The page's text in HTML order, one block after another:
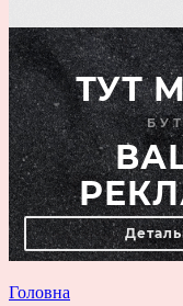
Головна